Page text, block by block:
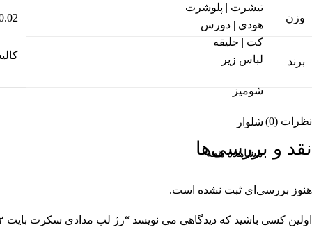
تیشرت | پلوشرت
هودی | دورس
کت | جلیقه
لباس زیر
شومیز
شلوار
مشاهده همه
وزن 0.02
برند
نظرات (0)
نقد و بررسی‌ها
هنوز بررسی‌ای ثبت نشده است.
اولین کسی باشید که دیدگاهی می نویسد “رژ لب مدادی سکرت بایت ۰۲ – کالیستا”